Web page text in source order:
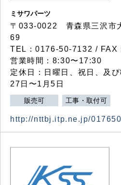
ミサワパーツ
〒033-0022 青森県三沢市
69
TEL：0176-50-7132 / FAX
営業時間：8:30〜17:30
定休日：日曜日、祝日、及
27日〜1月5日
販売可 工事・取付可
http://nttbj.itp.ne.jp/